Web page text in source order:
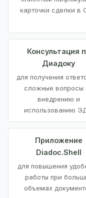
карточки сделки в
Консультация
Диадоку
для получения
сложные вопросы
внедрению и
использованию
Приложение
Diadoc.Shell
для повышения
работы при
объемах